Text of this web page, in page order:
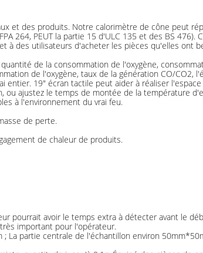
et des produits. Notre calorimètre de cône peut
264, PEUT la partie 15 d'ULC 135 et des BS 476).
à des utilisateurs d'acheter les pièces qu'elles ont
de la consommation de l'oxygène,
de l'oxygène, taux de la génération CO/CO2,
entier. 19" écran tactile peut aider à réaliser
ajustez le temps de montée de la température
à l'environnement du vrai feu.
de perte.
de chaleur de produits.
pourrait avoir le temps extra à détecter avant le
important pour l'opérateur.
La partie centrale de l'échantillon environ